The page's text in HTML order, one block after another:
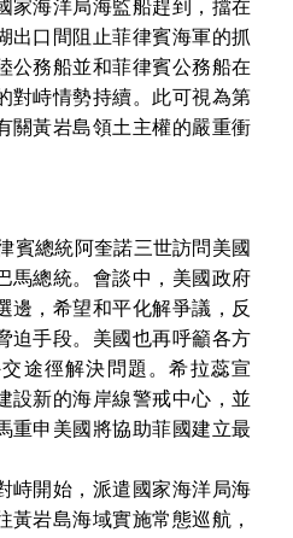
家海洋局海監船趕到，擋在
出口間阻止菲律賓海軍的抓
公務船並和菲律賓公務船在
對峙情勢持續。此可視為第
關黃岩島領土主權的嚴重衝
總統阿奎諾三世訪問美國
馬總統。會談中，美國政府
邊，希望和平化解爭議，反
迫手段。美國也再呼籲各方
途徑解決問題。希拉蕊宣
設新的海岸線警戒中心，並
重申美國將協助菲國建立最
開始，派遣國家海洋局海
黃岩島海域實施常態巡航，